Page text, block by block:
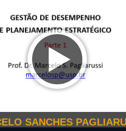
SANCHES